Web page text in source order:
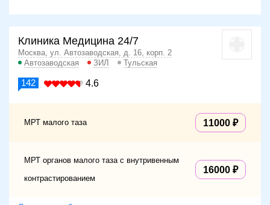
Клиника Медицина 24/7
Москва, ул. Автозаводская, д. 16, корп. 2
Автозаводская
ЗИЛ Тульская
142 4.6
МРТ малого таза 11000
МРТ органов малого таза с внутривенным
контрастированием
16000